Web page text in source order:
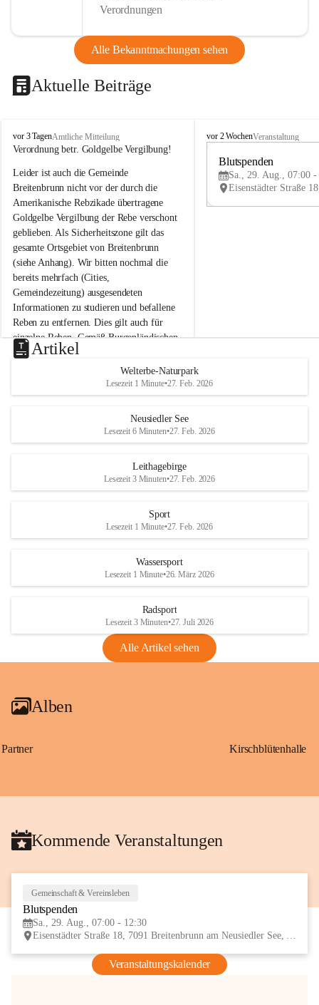
Verordnungen
Alle Bekanntmachungen sehen
Aktuelle Beiträge
B
r
i
t
e
n
b
r
u
n
n
a
m
N
e
u
s
d
S
vor 3 TagenAmtliche Mitteilung
Verordnung betr. Goldgelbe Vergilbung!
Leider ist auch die Gemeinde
Breitenbrunn nicht vor der durch die
Amerikanische Rebzikade übertragene
Goldgelbe Vergilbung der Rebe verschont
geblieben. Als Sicherheitszone gilt das
gesamte Ortsgebiet von Breitenbrunn
(siehe Anhang). Wir bitten nochmal die
bereits mehrfach (Cities,
Gemeindezeitung) ausgesendeten
Informationen zu studieren und befallene
Reben zu entfernen. Dies gilt auch für
einzelne Reben. Gemäß Burgenländischen
Weinbaugesetz sind nicht gepflegte oder
unzulässige Weingärten zu roden! Bitte
helfen wir zusammen um unsere Winzer
vor den prognostizierten Ernteausfällen
und den daraus folgenden wirtschaftlichen
Maßnahmen zur Bekämpfung
Rebe und der Amerikanischen
Anhang VBl. EU Nr. 18
1 Seite•1,4 MB
VBl. EU Nr. 18_2026
B
e
u
e
d
r
S
vor 2 WochenVeranstaltung
Blutspenden
Sa., 29. Aug., 07:00 -
Artikel
Welterbe-Naturpark
Lesezeit 1 Minute•27. Feb. 2026
Neusiedler See
Lesezeit 6 Minuten•27. Feb. 2026
Leithagebirge
Lesezeit 3 Minuten•27. Feb. 2026
Sport
Lesezeit 1 Minute•27. Feb. 2026
Wassersport
Lesezeit 1 Minute•26. März 2026
Radsport
Lesezeit 3 Minuten•27. Juli 2026
Alle Artikel sehen
Alben
Partner Kirschblütenhalle
Kommende Veranstaltungen
Gemeinschaft & Vereinsleben
Blutspenden
Sa., 29. Aug., 07:00 - 12:30
Eisenstädter Straße 18, 7091 Breitenbrunn am Neusiedler See, AUT
Veranstaltungskalender